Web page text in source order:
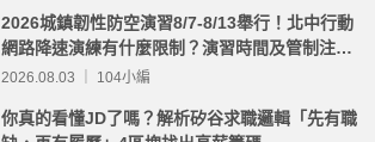
2026城鎮韌性防空演習8/7-8/13舉行！北中行動
網路降速演練有什麼限制？演習時間及管制注意
事項整理
2026.08.03 ｜ 104小編
你真的看懂JD了嗎？解析矽谷求職邏輯「先有職